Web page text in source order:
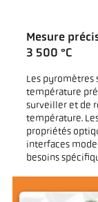
Mesure
3 500 °C
Les pyromètres
température
surveiller et de
température.
propriétés
interfaces
besoins